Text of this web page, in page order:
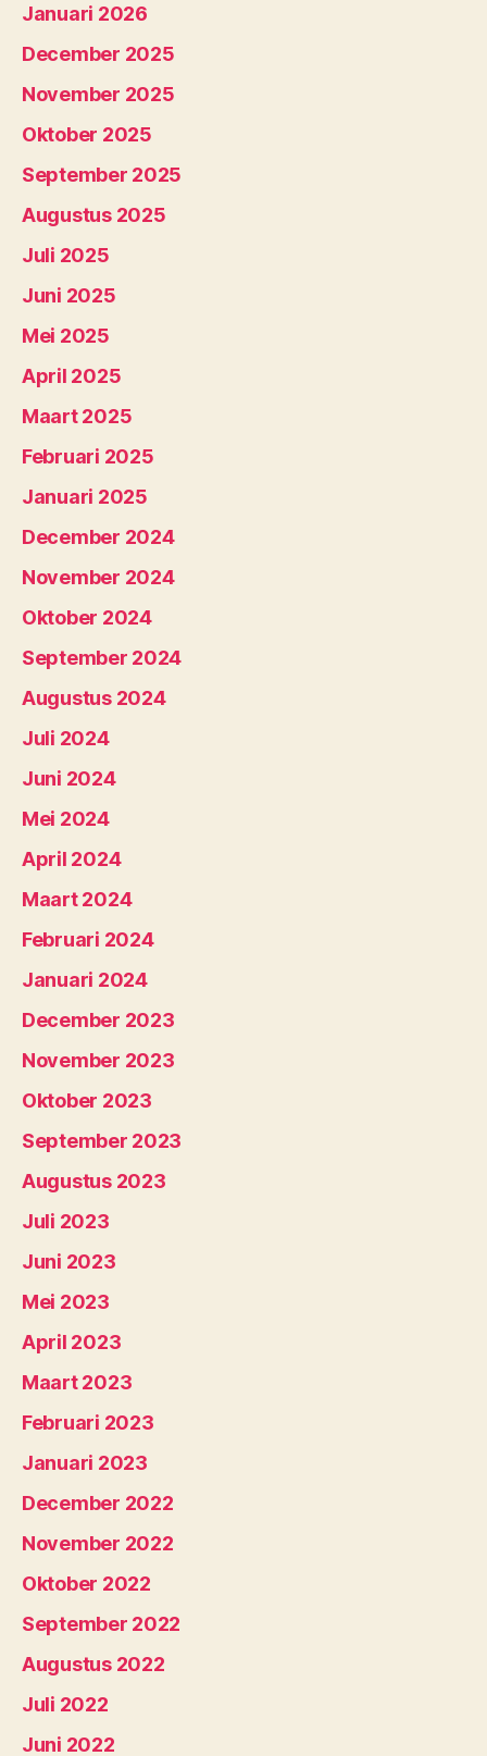
Januari 2026
December 2025
November 2025
Oktober 2025
September 2025
Augustus 2025
Juli 2025
Juni 2025
Mei 2025
April 2025
Maart 2025
Februari 2025
Januari 2025
December 2024
November 2024
Oktober 2024
September 2024
Augustus 2024
Juli 2024
Juni 2024
Mei 2024
April 2024
Maart 2024
Februari 2024
Januari 2024
December 2023
November 2023
Oktober 2023
September 2023
Augustus 2023
Juli 2023
Juni 2023
Mei 2023
April 2023
Maart 2023
Februari 2023
Januari 2023
December 2022
November 2022
Oktober 2022
September 2022
Augustus 2022
Juli 2022
Juni 2022